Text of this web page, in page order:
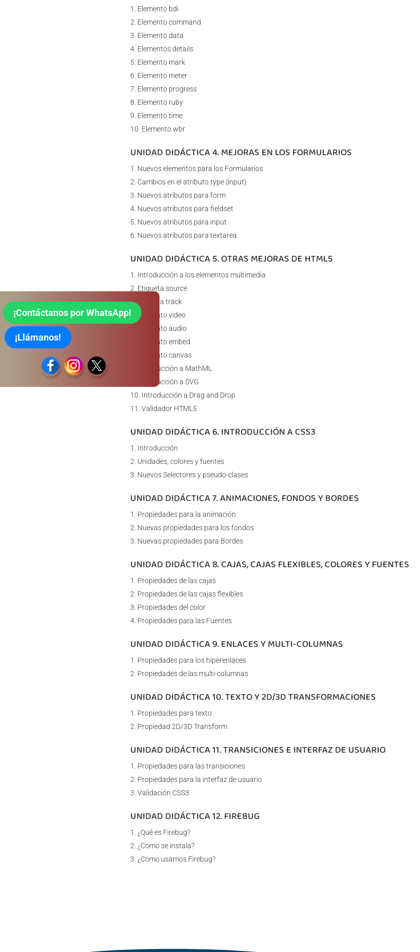
Elemento bdi
Elemento command
Elemento data
Elementos details
Elemento mark
Elemento meter
Elemento progress
Elemento ruby
Elemento time
Elemento wbr
UNIDAD DIDÁCTICA 4. MEJORAS EN LOS FORMULARIOS
Nuevos elementos para los Formularios
Cambios en el atributo type (input)
Nuevos atributos para form
Nuevos atributos para fieldset
Nuevos atributos para input
Nuevos atributos para textarea
UNIDAD DIDÁCTICA 5. OTRAS MEJORAS DE HTML5
Introducción a los elementos multimedia
Etiqueta source
Etiqueta track
Elemento video
Elemento audio
Elemento embed
Elemento canvas
Introducción a MathML
Introducción a SVG
Introducción a Drag and Drop
Validador HTML5
UNIDAD DIDÁCTICA 6. INTRODUCCIÓN A CSS3
Introducción
Unidades, colores y fuentes
Nuevos Selectores y pseudo-clases
UNIDAD DIDÁCTICA 7. ANIMACIONES, FONDOS Y BORDES
Propiedades para la animación
Nuevas propiedades para los fondos
Nuevas propiedades para Bordes
UNIDAD DIDÁCTICA 8. CAJAS, CAJAS FLEXIBLES, COLORES Y FUENTES
Propiedades de las cajas
Propiedades de las cajas flexibles
Propiedades del color
Propiedades para las Fuentes
UNIDAD DIDÁCTICA 9. ENLACES Y MULTI-COLUMNAS
Propiedades para los hiperenlaces
Propiedades de las multi-columnas
UNIDAD DIDÁCTICA 10. TEXTO Y 2D/3D TRANSFORMACIONES
Propiedades para texto
Propiedad 2D/3D Transform
UNIDAD DIDÁCTICA 11. TRANSICIONES E INTERFAZ DE USUARIO
Propiedades para las transiciones
Propiedades para la interfaz de usuario
Validación CSS3
UNIDAD DIDÁCTICA 12. FIREBUG
¿Qué es Firebug?
¿Como se instala?
¿Como usamos Firebug?
¡Contáctanos por WhatsApp!
¡Llámanos!